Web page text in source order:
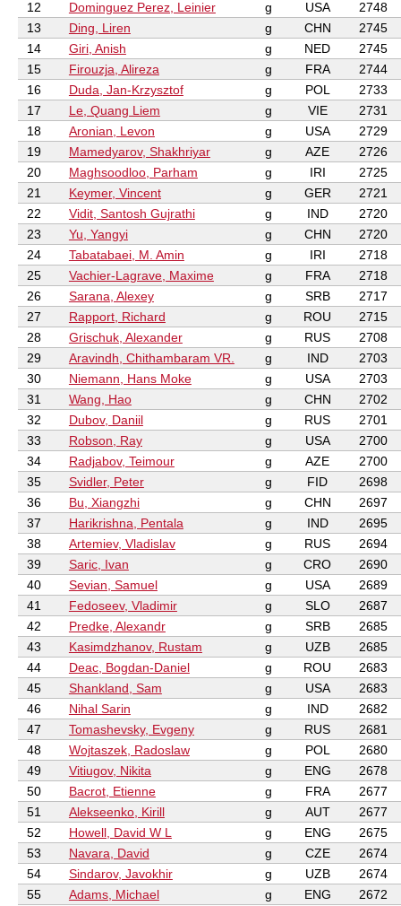
12
Dominguez Perez, Leinier g USA
2748
13
Ding, Liren g CHN
2745
14
Giri, Anish g NED
2745
15
Firouzja, Alireza g FRA
2744
16
Duda, Jan-Krzysztof g POL
2733
17
Le, Quang Liem g VIE
2731
18
Aronian, Levon g USA
2729
19
Mamedyarov, Shakhriyar g AZE
2726
20
Maghsoodloo, Parham g IRI
2725
21
Keymer, Vincent g GER
2721
22
Vidit, Santosh Gujrathi g IND
2720
23
Yu, Yangyi g CHN
2720
24
Tabatabaei, M. Amin g IRI
2718
25
Vachier-Lagrave, Maxime g FRA
2718
26
Sarana, Alexey g SRB
2717
27
Rapport, Richard g ROU
2715
28
Grischuk, Alexander g RUS
2708
29
Aravindh, Chithambaram VR. g IND
2703
30
Niemann, Hans Moke g USA
2703
31
Wang, Hao g CHN
2702
32
Dubov, Daniil g RUS
2701
33
Robson, Ray g USA
2700
34
Radjabov, Teimour g AZE
2700
35
Svidler, Peter g FID
2698
36
Bu, Xiangzhi g CHN
2697
37
Harikrishna, Pentala g IND
2695
38
Artemiev, Vladislav g RUS
2694
39
Saric, Ivan g CRO
2690
40
Sevian, Samuel g USA
2689
41
Fedoseev, Vladimir g SLO
2687
42
Predke, Alexandr g SRB
2685
43
Kasimdzhanov, Rustam g UZB
2685
44
Deac, Bogdan-Daniel g ROU
2683
45
Shankland, Sam g USA
2683
46
Nihal Sarin g IND
2682
47
Tomashevsky, Evgeny g RUS
2681
48
Wojtaszek, Radoslaw g POL
2680
49
Vitiugov, Nikita g ENG
2678
50
Bacrot, Etienne g FRA
2677
51
Alekseenko, Kirill g AUT
2677
52
Howell, David W L g ENG
2675
53
Navara, David g CZE
2674
54
Sindarov, Javokhir g UZB
2674
55
Adams, Michael g ENG 2672